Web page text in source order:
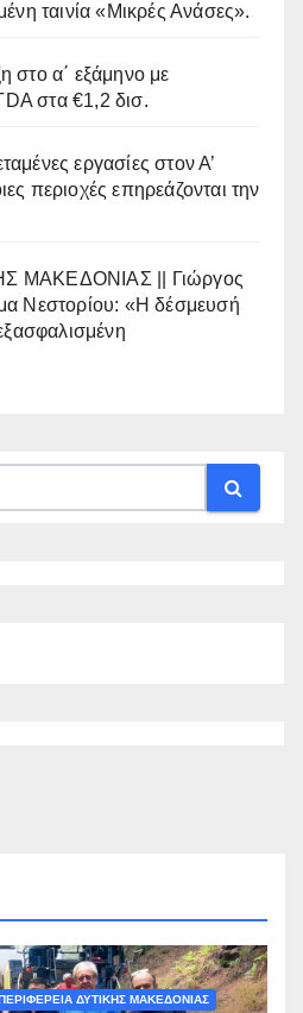
ταινία «Μικρές Ανάσες».
στο α΄ εξάμηνο με
στα €1,2 δισ.
εργασίες στον Α’
περιοχές επηρεάζονται την
ΜΑΚΕΔΟΝΙΑΣ || Γιώργος
Νεστορίου: «Η δέσμευσή
ΠΕΡΙΦΕΡΕΙΑ ΔΥΤΙΚΗΣ ΜΑΚΕΔΟΝΙΑΣ